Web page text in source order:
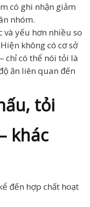
có ghi nhận giảm
nhóm.
và yếu hơn nhiều so
không có cơ sở
chỉ có thể nói tỏi là
ăn liên quan đến
tỏi
khác
đến hợp chất hoạt